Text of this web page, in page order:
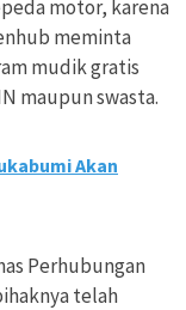
motor, karena
meminta
mudik gratis
maupun swasta.
Akan
Perhubungan
telah